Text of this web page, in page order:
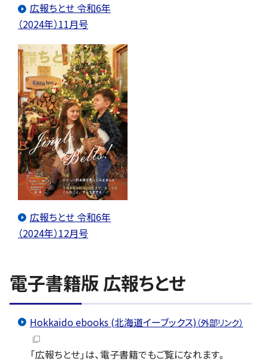
広報ちとせ 令和6年
（2024年）11月号
広報ちとせ 令和6年
（2024年）12月号
電子書籍版 広報ちとせ
Hokkaido ebooks (北海道イーブックス)（外部リンク）
「広報ちとせ」は、電子書籍でもご覧になれます。